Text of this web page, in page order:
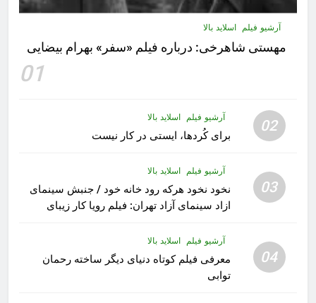
آرشیو فیلم اسلاید بالا
مهستى شاهرخى:‌ درباره فيلم «سفر» بهرام بیضایی
01
02 آرشیو فیلم اسلاید بالا
برای کُردها، ایستی در کار نیست
03
آرشیو فیلم اسلاید بالا
نخود نخود هرکه رود خانه خود / جنبش سینمای
ازاد سینمای آزاد تهران: فیلم رویا کار زیبای
04
آرشیو فیلم اسلاید بالا
معرفی فیلم کوتاه دنیای دیگر ساخته رحمان
توابی